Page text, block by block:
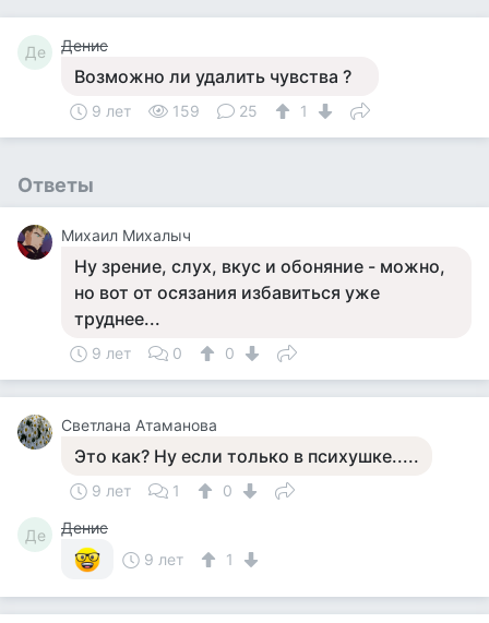
Де Денис
Возможно ли удалить чувства ?
9 лет 159 25 1
Ответы
Михаил Михалыч
Ну зрение, слух, вкус и обоняние - можно,
но вот от осязания избавиться уже
труднее...
9 лет 0 0
Светлана Атаманова
Это как? Ну если только в психушке.....
9 лет 1 0
Де
Денис
9 лет
1